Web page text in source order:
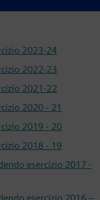
2023-24
2022-23
2021-22
2020 - 21
2019 - 20
2018 - 19
esercizio 2017 -